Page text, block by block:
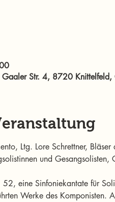
Gaaler Str. 4, 8720 Knittelfeld,
Ltg. Lore Schrettner,
und
52, eine Sinfoniekantate für
Werke des